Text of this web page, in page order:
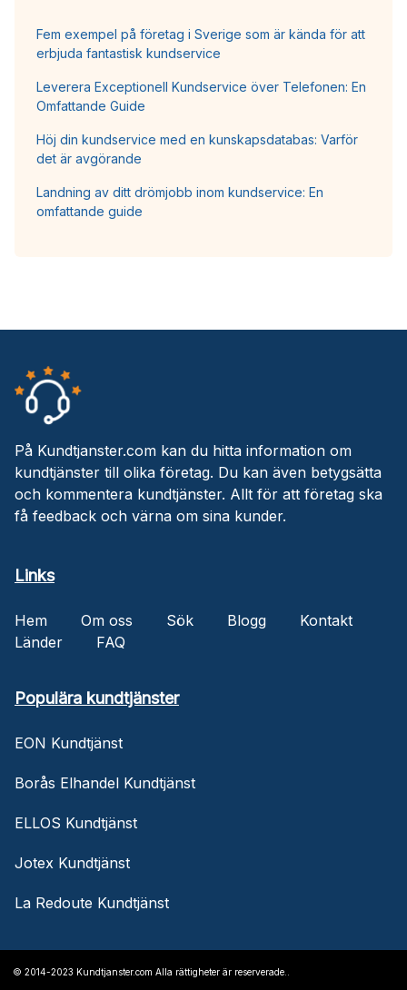
Fem exempel på företag i Sverige som är kända för att
erbjuda fantastisk kundservice
Leverera Exceptionell Kundservice över Telefonen: En
Omfattande Guide
Höj din kundservice med en kunskapsdatabas: Varför
det är avgörande
Landning av ditt drömjobb inom kundservice: En
omfattande guide
På Kundtjanster.com kan du hitta information om
kundtjänster till olika företag. Du kan även betygsätta
och kommentera kundtjänster. Allt för att företag ska
få feedback och värna om sina kunder.
Links
Hem Om oss Sök Blogg
Kontakt
Länder
FAQ
Populära kundtjänster
EON Kundtjänst
Borås Elhandel Kundtjänst
ELLOS Kundtjänst
Jotex Kundtjänst
La Redoute Kundtjänst
© 2014-2023 Kundtjanster.com Alla rättigheter är reserverade..